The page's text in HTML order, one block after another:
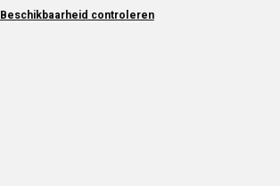
Beschikbaarheid controleren